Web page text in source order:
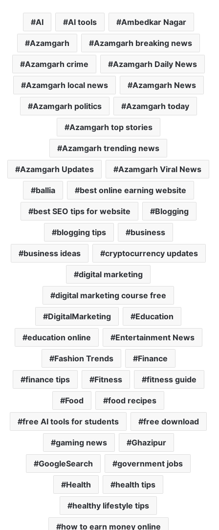
a
s
A
p
p
c
e
b
o
o
k
i
t
e
r
a
i
l
a
l
AI AI tools Ambedkar Nagar
Azamgarh Azamgarh breaking news
Azamgarh crime Azamgarh Daily News
Azamgarh local news Azamgarh News
Azamgarh politics Azamgarh today
Azamgarh top stories
Azamgarh trending news
Azamgarh Updates Azamgarh Viral News
ballia best online earning website
best SEO tips for website Blogging
blogging tips business
business ideas cryptocurrency updates
digital marketing
digital marketing course free
DigitalMarketing Education
education online Entertainment News
Fashion Trends Finance
finance tips Fitness fitness guide
Food food recipes
free AI tools for students free download
gaming news Ghazipur
GoogleSearch government jobs
Health health tips
healthy lifestyle tips
how to earn money online